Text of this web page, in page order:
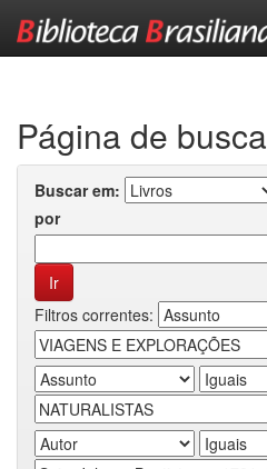
Página de busca
Buscar em:
por
Filtros correntes: